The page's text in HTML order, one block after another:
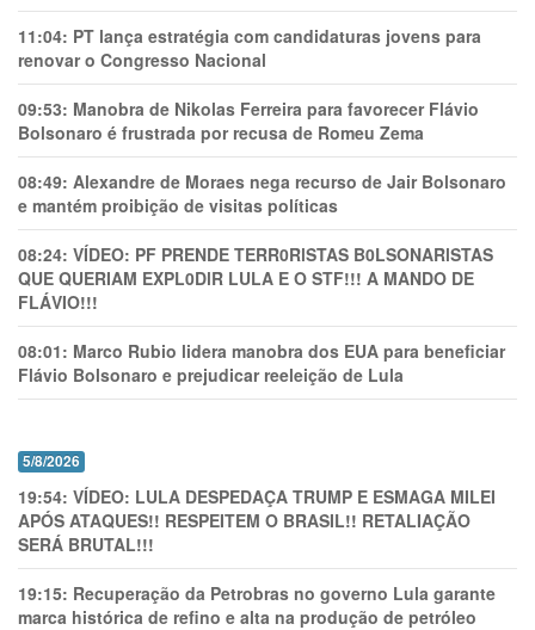
11:04: PT lança estratégia com candidaturas jovens para
renovar o Congresso Nacional
09:53: Manobra de Nikolas Ferreira para favorecer Flávio
Bolsonaro é frustrada por recusa de Romeu Zema
08:49: Alexandre de Moraes nega recurso de Jair Bolsonaro
e mantém proibição de visitas políticas
08:24: VÍDEO: PF PRENDE TERR0RlSTAS B0LSONARlSTAS
QUE QUERIAM EXPL0DlR LULA E O STF!!! A MANDO DE
FLÁVIO!!!
08:01: Marco Rubio lidera manobra dos EUA para beneficiar
Flávio Bolsonaro e prejudicar reeleição de Lula
5/8/2026
19:54: VÍDEO: LULA DESPEDAÇA TRUMP E ESMAGA MILEI
APÓS ATAQUES!! RESPEITEM O BRASIL!! RETALIAÇÃO
SERÁ BRUTAL!!!
19:15: Recuperação da Petrobras no governo Lula garante
marca histórica de refino e alta na produção de petróleo